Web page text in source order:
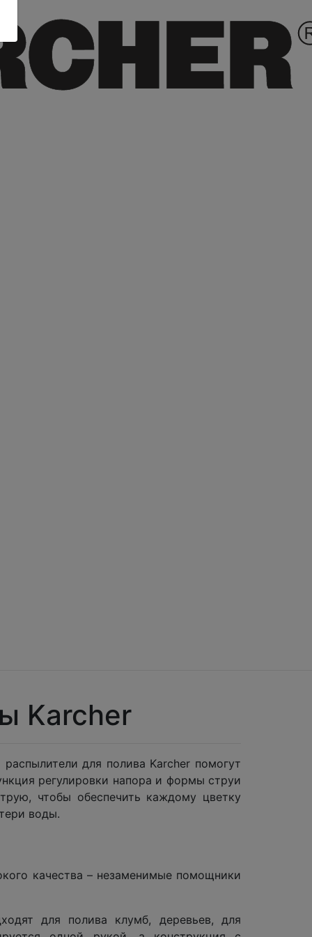
Karcher
для полива Karcher помогут
регулировки напора и формы струи
чтобы обеспечить каждому цветку
воды.
качества – незаменимые помощники
для полива клумб, деревьев, для